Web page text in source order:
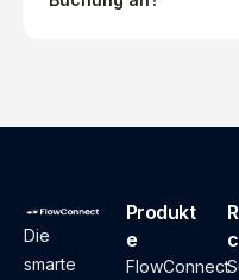
Die
smarte
Produkt
e
FlowConnect